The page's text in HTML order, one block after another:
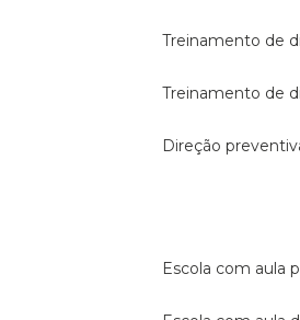
treinamento de
treinamento de
direção
escola com aula